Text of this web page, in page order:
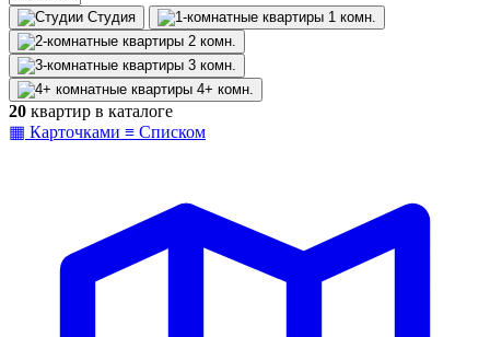
Студия 1 комн.
2 комн.
3 комн.
4+ комн.
20 квартир в каталоге
▦ Карточками ≡ Списком